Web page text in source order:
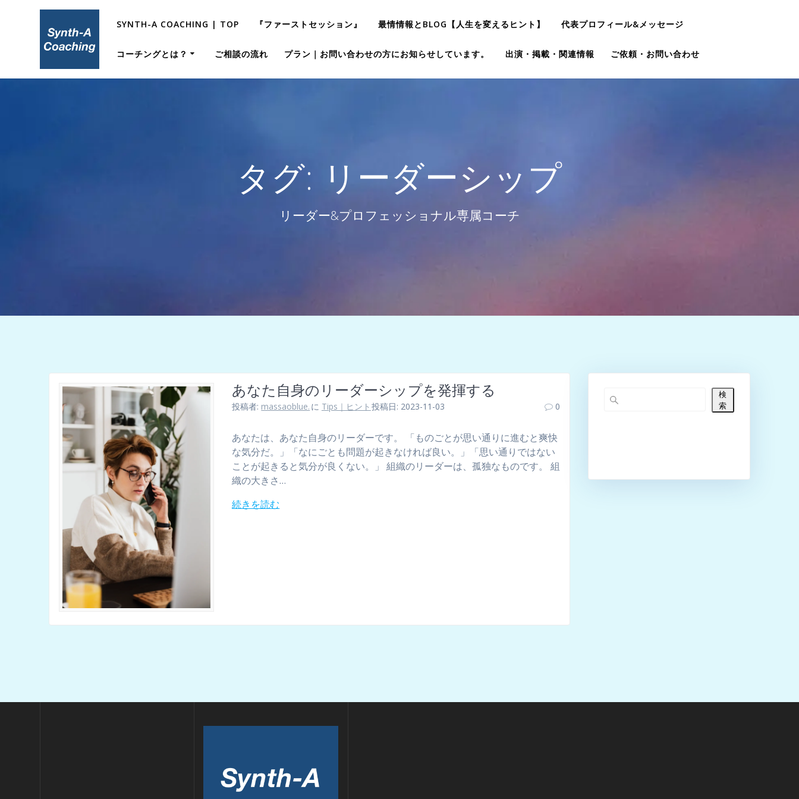
へ
SYNTH-A COACHING | TOP 『ファーストセッション』 最情情報とBLOG【人生を変えるヒント】 代表プロフィール&メッセージ
コーチングとは？ ご相談の流れ プラン｜お問い合わせの方にお知らせしています。 出演・掲載・関連情報 ご依頼・お問い合わせ
タグ: リーダーシップ
リーダー&プロフェッショナル専属コーチ
あなた自身のリーダーシップを発揮する
投稿者: massaoblue. に Tips｜ヒント 投稿日: 2023-11-03 0
あなたは、あなた自身のリーダーです。 「ものごとが思い通りに進むと爽快
な気分だ。」「なにごとも問題が起きなければ良い。」「思い通りではない
ことが起きると気分が良くない。」 組織のリーダーは、孤独なものです。 組
織の大きさ…
続きを読む
検
索